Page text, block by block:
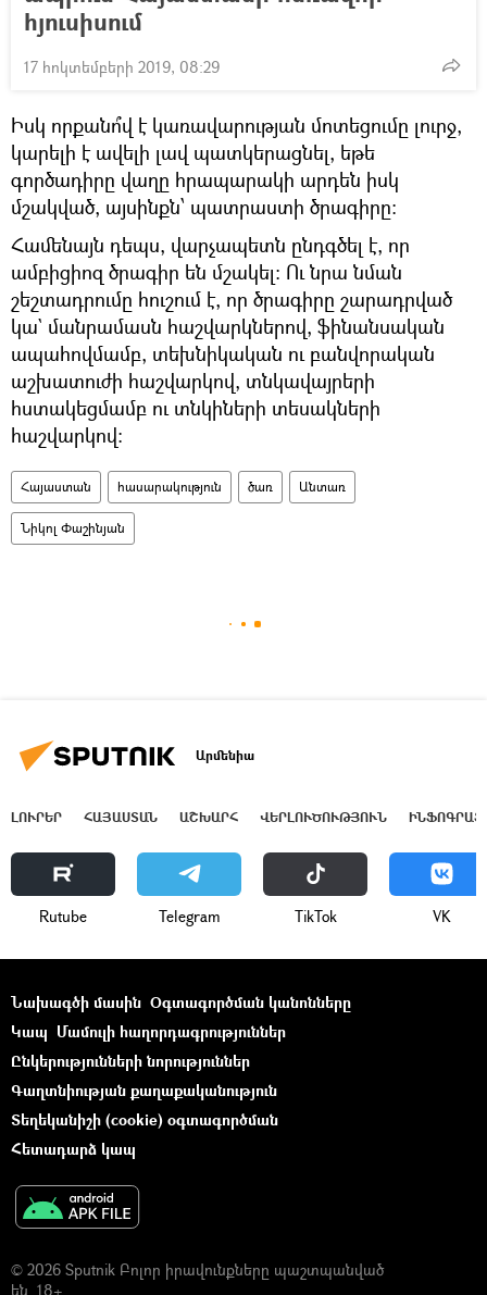
հյուսիսում
17 հոկտեմբերի 2019, 08:29
Իսկ որքանո՞վ է կառավարության մոտեցումը լուրջ,
կարելի է ավելի լավ պատկերացնել, եթե
գործադիրը վաղը հրապարակի արդեն իսկ
մշակված, այսինքն՝ պատրաստի ծրագիրը:
Համենայն դեպս, վարչապետն ընդգծել է, որ
ամբիցիոզ ծրագիր են մշակել: Ու նրա նման
շեշտադրումը հուշում է, որ ծրագիրը շարադրված
կա` մանրամասն հաշվարկներով, ֆինանսական
ապահովմամբ, տեխնիկական ու բանվորական
աշխատուժի հաշվարկով, տնկավայրերի
հստակեցմամբ ու տնկիների տեսակների
հաշվարկով։
Հայաստան հասարակություն ծառ Անտառ
Նիկոլ Փաշինյան
Արմենիա
ԼՈՒՐԵՐ ՀԱՅԱՍՏԱՆ ԱՇԽԱՐՀ ՎԵՐԼՈՒԾՈՒԹՅՈՒՆ
Rutube Telegram ТikТоk VK
Նախագծի մասին Օգտագործման կանոնները
Կապ Մամուլի հաղորդագրություններ
Ընկերությունների նորություններ
Գաղտնիության քաղաքականություն
Տեղեկանիշի (cookie) օգտագործման
Հետադարձ կապ
© 2026 Sputnik Բոլոր իրավունքները պաշտպանված
են. 18+